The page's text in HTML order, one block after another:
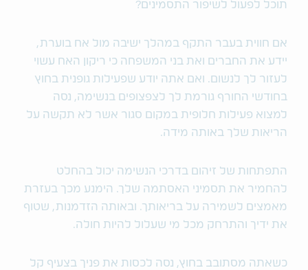
תוכל לפעול לשיפור התסמינים?
אם חווית בעבר התקף במהלך ישיבה מול אח בוערת,
יידע את החברים ואת בני המשפחה כי ריקון האח עשוי
לעזור לך לנשום. ואם אתה יודע שפעילות גופנית בחוץ
בחודשי החורף גורמת לך לצפצופים בנשימה, נסה
למצוא פעילות חלופית במקום סגור אשר לא תקשה על
הריאות שלך באותה מידה.
התפתחות של זיהום בדרכי הנשימה יכול בהחלט
להחמיר את תסמיני האסתמה שלך. הימנע מכך בעזרת
מאמצים לשמירה על בריאותך. ובאותה הזדמנות, שטוף
את ידיך והתרחק מכל מי שעלול להיות חולה.
כשאתה מסתובב בחוץ, נסה לכסות את פניך בצעיף קל